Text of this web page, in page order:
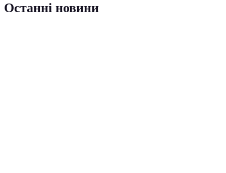
Останні новини